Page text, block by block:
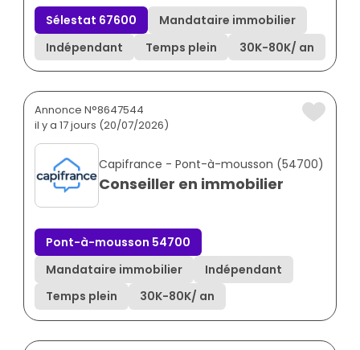
Sélestat 67600
Mandataire immobilier
Indépendant
Temps plein 30K-80K/ an
Annonce N°8647544
il y a 17 jours (20/07/2026)
Capifrance - Pont-à-mousson (54700)
Conseiller en immobilier
Pont-à-mousson 54700
Mandataire immobilier
Indépendant
Temps plein
30K-80K/ an